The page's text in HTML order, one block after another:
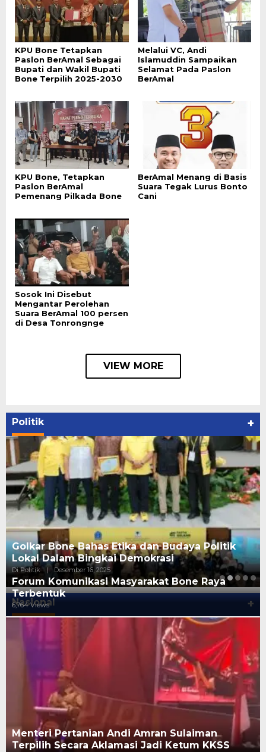
KPU Bone Tetapkan
Paslon BerAmal Sebagai
Bupati dan Wakil Bupati
Bone Terpilih 2025-2030
Melalui VC, Andi
Islamuddin Sampaikan
Selamat Pada Paslon
BerAmal
KPU Bone, Tetapkan
Paslon BerAmal
Pemenang Pilkada Bone
BerAmal Menang di Basis
Suara Tegak Lurus Bonto
Cani
Sosok Ini Disebut
Mengantar Perolehan
Suara BerAmal 100 persen
di Desa Tonrongnge
VIEW MORE
Politik +
Golkar Bone Bahas Etika dan Budaya Politik
Lokal Dalam Bingkai Demokrasi
Di Politik | Desember 16, 2025
Nasional +
Forum Komunikasi Masyarakat Bone Raya
Terbentuk
6,764 Views
Menteri Pertanian Andi Amran Sulaiman
Terpilih Secara Aklamasi Jadi Ketum KKSS